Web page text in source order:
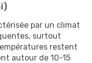
par un climat
surtout
restent
autour de 10-15